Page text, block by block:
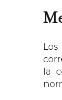
la